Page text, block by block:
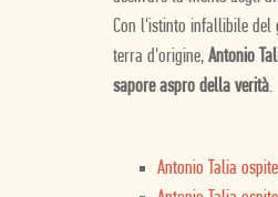
Con l'istinto infallibile del
terra d'origine, Antonio
sapore aspro della verità.
Antonio Talia